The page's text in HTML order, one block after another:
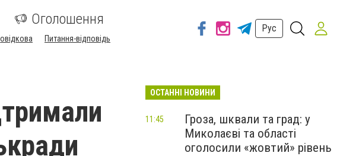
Оголошення
Питання-відповідь
Рус
ОСТАННІ НОВИНИ
Гроза, шквали та град: у
Миколаєві та області
оголосили «жовтий» рівень
11:45